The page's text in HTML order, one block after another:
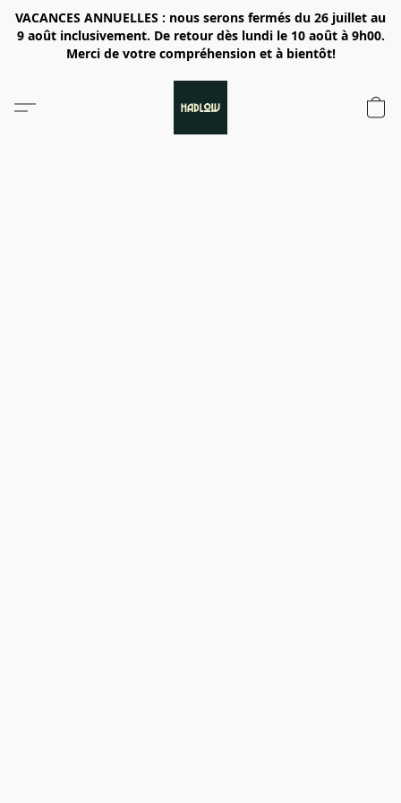
VACANCES ANNUELLES : nous serons fermés du 26 juillet au
9 août inclusivement. De retour dès lundi le 10 août à 9h00.
Merci de votre compréhension et à bientôt!